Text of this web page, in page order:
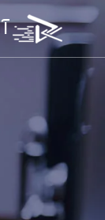
پرش
محتوا